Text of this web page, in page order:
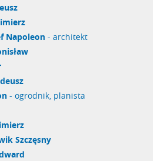
Napoleon - architekt
- ogrodnik, planista
Szczęsny